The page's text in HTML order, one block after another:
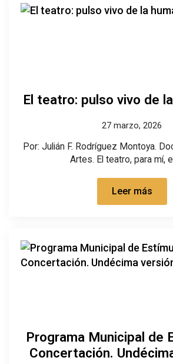
El teatro: pulso vivo de
27 marzo, 2026
Por: Julián F. Rodríguez Montoya.
Artes. El teatro, para mí,
Leer más
Programa Municipal de
Concertación.